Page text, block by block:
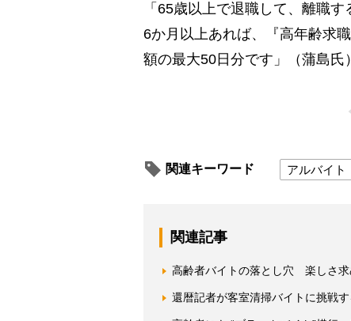
「65歳以上で退職して、離職
6か月以上あれば、『高年齢求
額の最大50日分です」（蒲島氏）
関連キーワード アルバイト
関連記事
高齢者バイトの落とし穴 楽しさ求
還暦記者が客室清掃バイトに挑戦